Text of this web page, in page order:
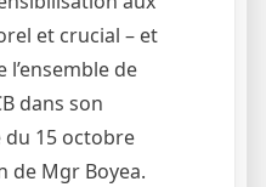
et crucial – et
l’ensemble de
dans son
du 15 octobre
de Mgr Boyea.